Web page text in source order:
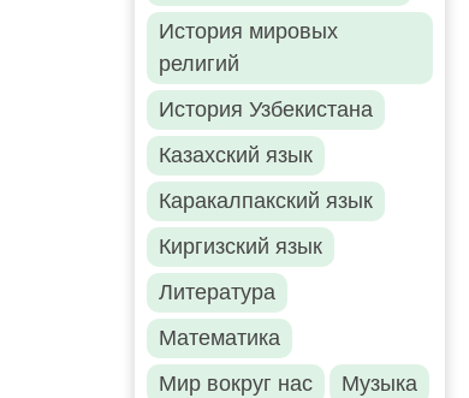
История мировых
религий
История Узбекистана
Казахский язык
Каракалпакский язык
Киргизский язык
Литература
Математика
Мир вокруг нас
Музыка